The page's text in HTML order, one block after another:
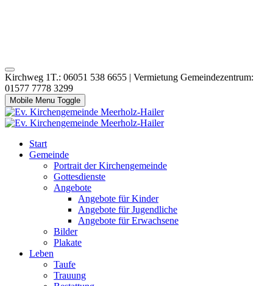
Kirchweg 1T.: 06051 538 6655 | Vermietung Gemeindezentrum:
01577 7778 3299
Mobile Menu Toggle
Start
Gemeinde
Portrait der Kirchengemeinde
Gottesdienste
Angebote
Angebote für Kinder
Angebote für Jugendliche
Angebote für Erwachsene
Bilder
Plakate
Leben
Taufe
Trauung